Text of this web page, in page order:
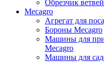
Обрезчик ветвей
Mecagro
Агрегат для
Бороны Mecagro
Машины для
Mecagro
Машины для